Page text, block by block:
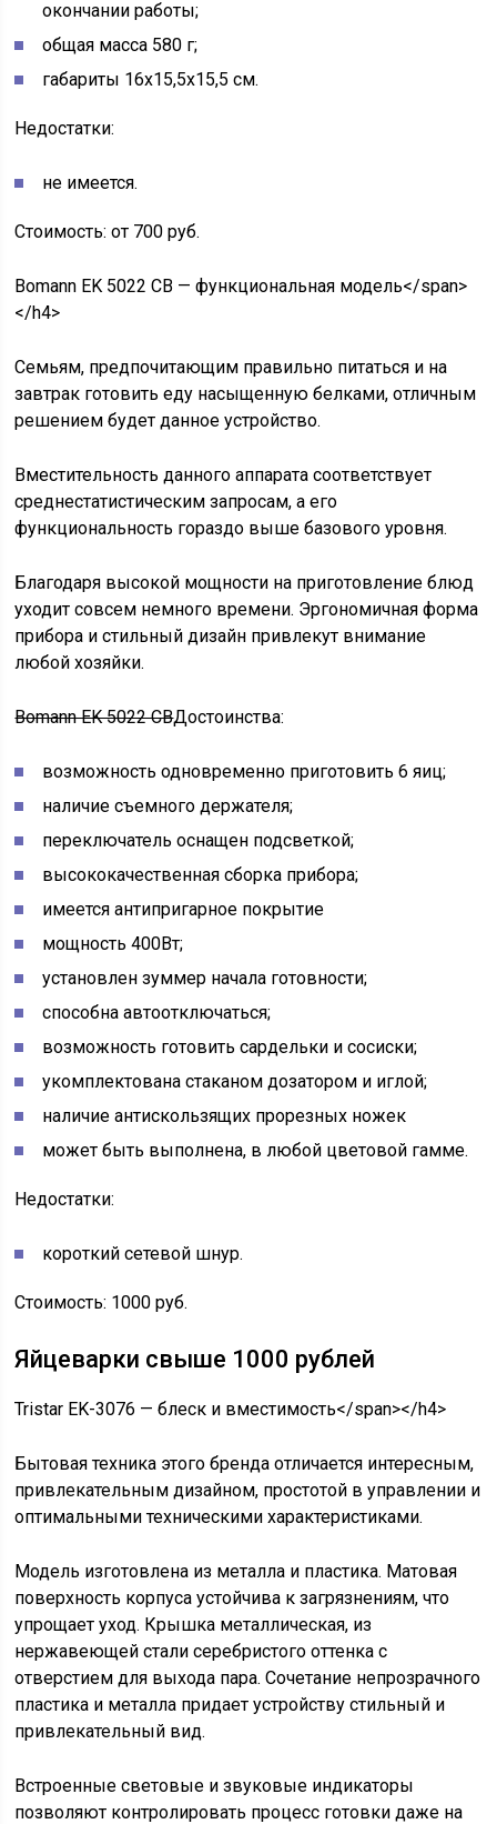
окончании работы;
общая масса 580 г;
габариты 16х15,5х15,5 см.
Недостатки:
не имеется.
Стоимость: от 700 руб.
Bomann EK 5022 СВ — функциональная модель</span>
</h4>
Семьям, предпочитающим правильно питаться и на
завтрак готовить еду насыщенную белками, отличным
решением будет данное устройство.
Вместительность данного аппарата соответствует
среднестатистическим запросам, а его
функциональность гораздо выше базового уровня.
Благодаря высокой мощности на приготовление блюд
уходит совсем немного времени. Эргономичная форма
прибора и стильный дизайн привлекут внимание
любой хозяйки.
Bomann EK 5022 СВДостоинства:
возможность одновременно приготовить 6 яиц;
наличие съемного держателя;
переключатель оснащен подсветкой;
высококачественная сборка прибора;
имеется антипригарное покрытие
мощность 400Вт;
установлен зуммер начала готовности;
способна автоотключаться;
возможность готовить сардельки и сосиски;
укомплектована стаканом дозатором и иглой;
наличие антискользящих прорезных ножек
может быть выполнена, в любой цветовой гамме.
Недостатки:
короткий сетевой шнур.
Стоимость: 1000 руб.
Яйцеварки свыше 1000 рублей
Tristar EK-3076 — блеск и вместимость</span></h4>
Бытовая техника этого бренда отличается интересным,
привлекательным дизайном, простотой в управлении и
оптимальными техническими характеристиками.
Модель изготовлена из металла и пластика. Матовая
поверхность корпуса устойчива к загрязнениям, что
упрощает уход. Крышка металлическая, из
нержавеющей стали серебристого оттенка с
отверстием для выхода пара. Сочетание непрозрачного
пластика и металла придает устройству стильный и
привлекательный вид.
Встроенные световые и звуковые индикаторы
позволяют контролировать процесс готовки даже на